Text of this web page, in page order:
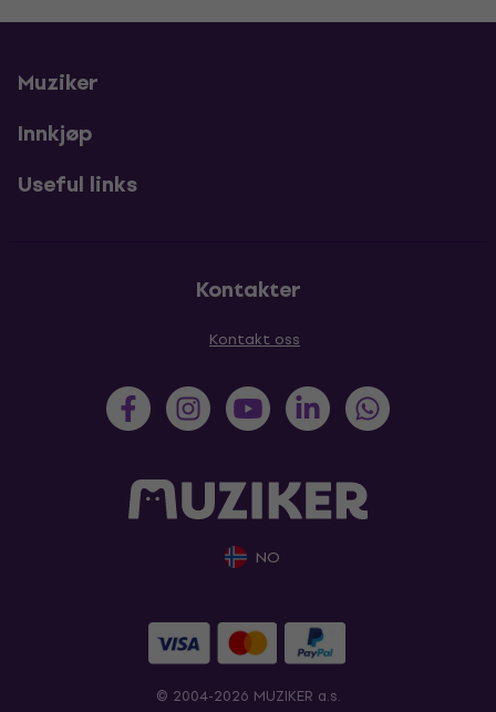
Muziker
Innkjøp
Useful links
Kontakter
Kontakt oss
NO
© 2004-2026 MUZIKER a.s.